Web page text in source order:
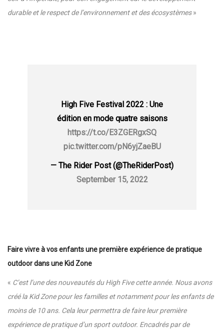
durable et le respect de l’environnement et des écosystèmes»
High Five Festival 2022 : Une
édition en mode quatre saisons
https://t.co/E3ZGERgxSQ
pic.twitter.com/pN6yjZaeBU
— The Rider Post (@TheRiderPost)
September 15, 2022
Faire vivre à vos enfants une première expérience de pratique
outdoor dans une Kid Zone
« C’est l’une des nouveautés du High Five cette année. Nous avons
créé la Kid Zone pour les familles et notamment pour les enfants de
moins de 10 ans. Cela leur permettra de faire leur première
expérience de pratique d’un sport outdoor. Encadrés par de